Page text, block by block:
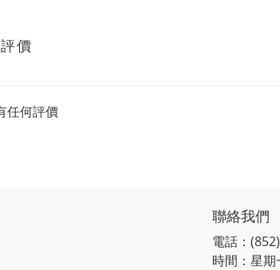
價
任何評價
聯絡我們
電話：
時間：星